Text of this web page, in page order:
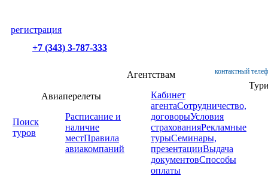
регистрация
+7 (343) 3-787-333
контактный
Поиск
туров
Авиаперелеты
Расписание и
наличие
местПравила
авиакомпаний
Агентствам
Кабинет
агентаСотрудничество,
договорыУсловия
страхованияРекламные
турыСеминары,
презентацииВыдача
документовСпособы
оплаты